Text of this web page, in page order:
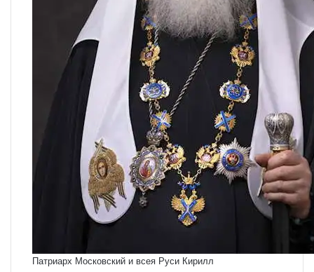
Патриарх Московский и всея Руси Кирилл